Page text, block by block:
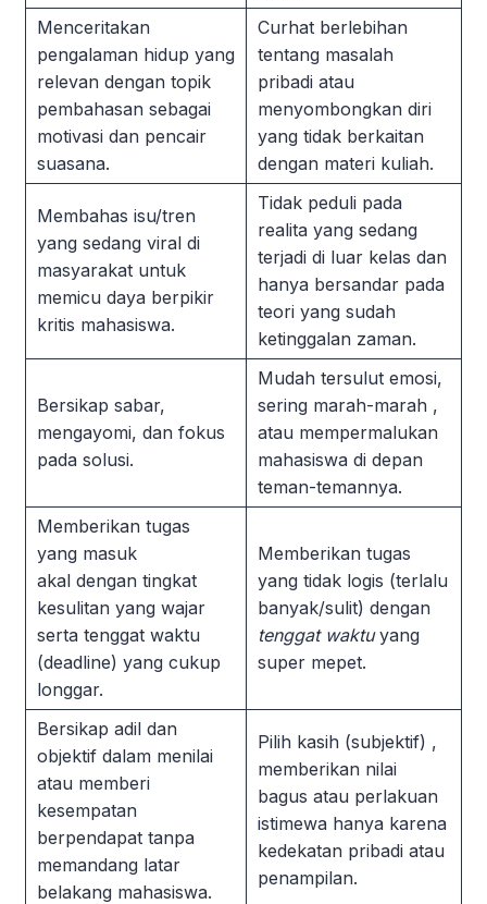
Menceritakan
pengalaman hidup yang
relevan dengan topik
pembahasan sebagai
motivasi dan pencair
suasana.
Curhat berlebihan
tentang masalah
pribadi atau
menyombongkan diri
yang tidak berkaitan
dengan materi kuliah.
Membahas isu/tren
yang sedang viral di
masyarakat untuk
memicu daya berpikir
kritis mahasiswa.
Tidak peduli pada
realita yang sedang
terjadi di luar kelas dan
hanya bersandar pada
teori yang sudah
ketinggalan zaman.
Bersikap sabar,
mengayomi, dan fokus
pada solusi.
Mudah tersulut emosi,
sering marah-marah ,
atau mempermalukan
mahasiswa di depan
teman-temannya.
Memberikan tugas
yang masuk
akal dengan tingkat
kesulitan yang wajar
serta tenggat waktu
(deadline) yang cukup
longgar.
Memberikan tugas
yang tidak logis (terlalu
banyak/sulit) dengan
tenggat waktuyang
super mepet.
Bersikap adil dan
objektif dalam menilai
atau memberi
kesempatan
berpendapat tanpa
memandang latar
belakang mahasiswa.
Pilih kasih (subjektif) ,
memberikan nilai
bagus atau perlakuan
istimewa hanya karena
kedekatan pribadi atau
penampilan.